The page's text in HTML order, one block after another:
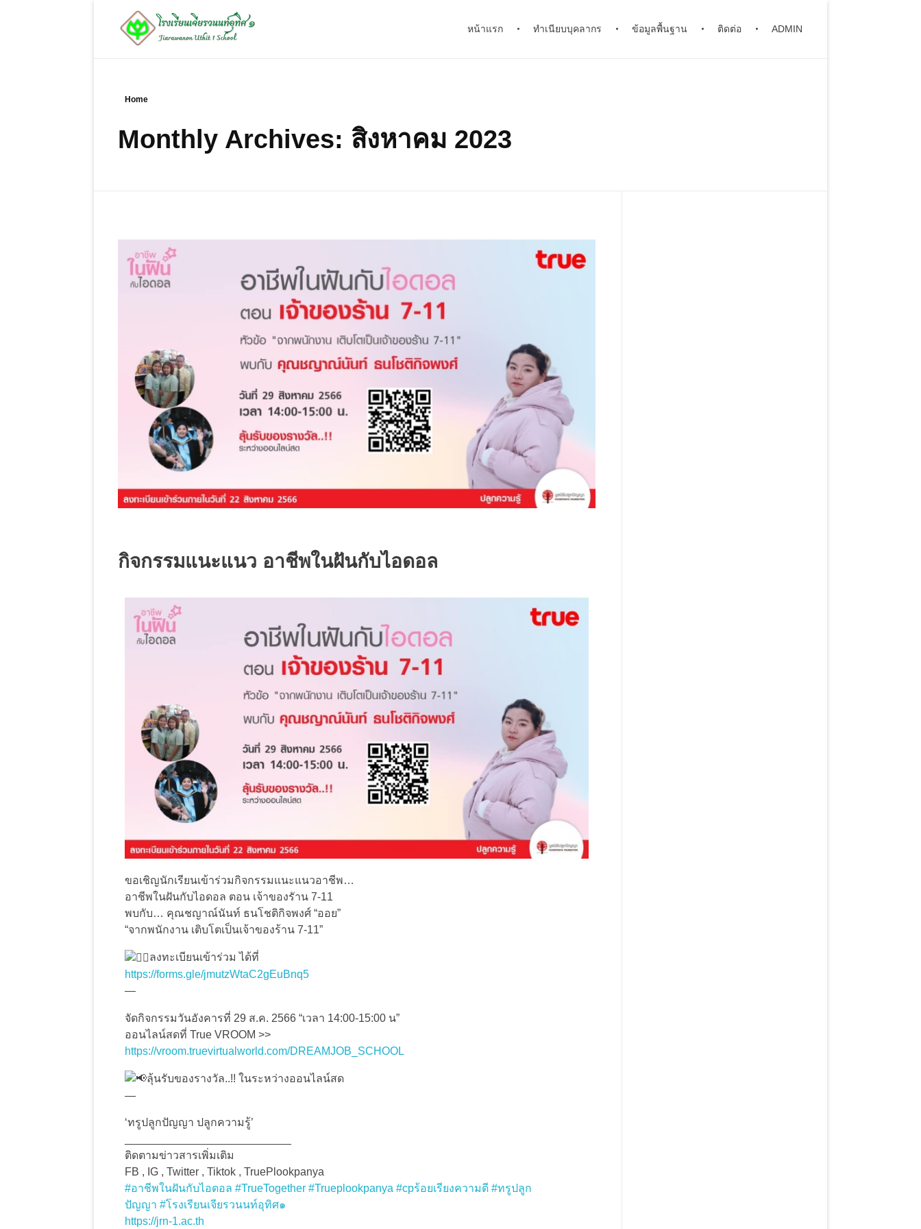
หน้าแรก ทำเนียบบุคลากร ข้อมูลพื้นฐาน ติดต่อ ADMIN
Home
Monthly Archives: สิงหาคม 2023
กิจกรรมแนะแนว อาชีพในฝันกับไอดอล
ขอเชิญนักเรียนเข้าร่วมกิจกรรมแนะแนวอาชีพ…
อาชีพในฝันกับไอดอล ตอน เจ้าของรัาน 7-11
พบกับ… คุณชญาณ์นันท์ ธนโชติกิจพงศ์ “ออย”
“จากพนักงาน เติบโตเป็นเจ้าของร้าน 7-11”
ลงทะเบียนเข้าร่วม ได้ที่
https://forms.gle/jmutzWtaC2gEuBnq5
—
จัดกิจกรรมวันอังคารที่ 29 ส.ค. 2566 “เวลา 14:00-15:00 น”
ออนไลน์สดที่ True VROOM >>
https://vroom.truevirtualworld.com/DREAMJOB_SCHOOL
ลุ้นรับของรางวัล..!! ในระหว่างออนไลน์สด
—
‘ทรูปลูกปัญญา ปลูกความรู้’
ติดตามข่าวสารเพิ่มเติม
FB , IG , Twitter , Tiktok , TruePlookpanya
#อาชีพในฝันกับไอดอล #TrueTogether #Trueplookpanya #cpร้อยเรียงความดี #ทรูปลูก
ปัญญา #โรงเรียนเจียรวนนท์อุทิศ๑
https://jrn-1.ac.th